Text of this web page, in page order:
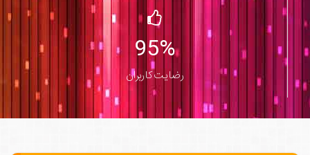
95%
رضایت کاربران